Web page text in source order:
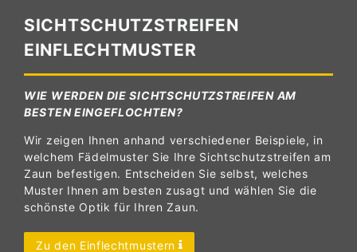
SICHTSCHUTZSTREIFEN
EINFLECHTMUSTER
WIE WERDEN DIE SICHTSCHUTZSTREIFEN AM
BESTEN EINGEFLOCHTEN?
Wir zeigen Ihnen anhand verschiedener Beispiele, in
welchem Fädelmuster Sie Ihre Sichtschutzstreifen am
Zaun befestigen. Entscheiden Sie selbst, welches
Muster Ihnen am besten zusagt und wählen Sie die
schönste Optik für Ihren Zaun.
Zu den Einflechtmustern